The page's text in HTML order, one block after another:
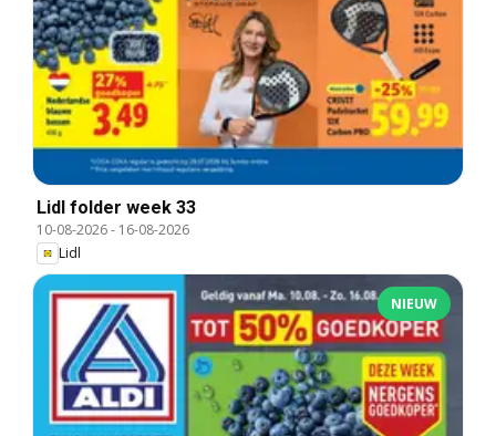
Lidl folder week 33
10-08-2026- 16-08-2026
Lidl
NIEUW